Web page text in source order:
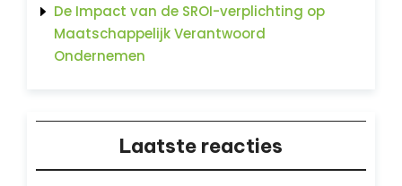
De Impact van de SROI-verplichting op
Maatschappelijk Verantwoord
Ondernemen
Laatste reacties